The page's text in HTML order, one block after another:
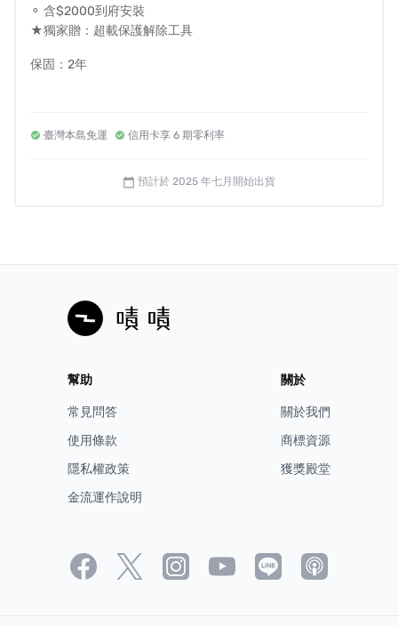
羅伊老師看設計
x《Arpha智慧廚下廚餘機》
💬有了「它」生活變得更加便利，連從事室內設計開
聰明廚房新夥伴，享受便捷與高效的綠色家居助力
⚬ 含$2000到府安裝
★獨家贈：超載保護解除工具
保固：2年
📢 台灣 (本島) 免運費，不開放海外寄送
📢 如退款帳戶為海外帳戶，退款時手續費消費者須自行負擔
臺灣本島免運 信用卡享 6 期零利率
calendar_today 預計於 2025 年七月開始出貨
幫助
常見問答
使用條款
隱私權政策
金流運作說明
關於
關於我們
商標資源
獲獎殿堂